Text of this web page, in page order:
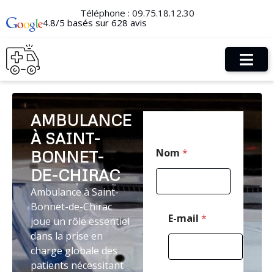
Téléphone : 09.75.18.12.30
4.8/5 basés sur 628 avis
AMBULANCE
À SAINT-
BONNET-
DE-CHIRAC
Ambulance à Saint-
Bonnet-de-Chirac
joue un rôle essentiel
dans la prise en
charge globale des
patients nécessitant
Nom *
E-mail *
C
o
d
e
M
e
s
s
a
g